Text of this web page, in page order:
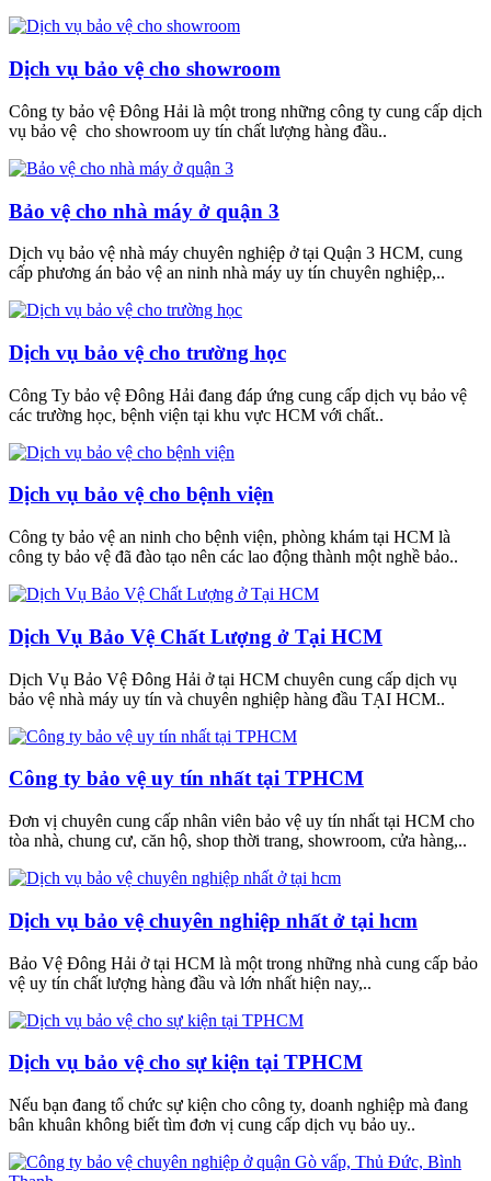
Dịch vụ bảo vệ cho showroom
Công ty bảo vệ Đông Hải là một trong những công ty cung cấp dịch
vụ bảo vệ cho showroom uy tín chất lượng hàng đầu..
Bảo vệ cho nhà máy ở quận 3
Dịch vụ bảo vệ nhà máy chuyên nghiệp ở tại Quận 3 HCM, cung
cấp phương án bảo vệ an ninh nhà máy uy tín chuyên nghiệp,..
Dịch vụ bảo vệ cho trường học
Công Ty bảo vệ Đông Hải đang đáp ứng cung cấp dịch vụ bảo vệ
các trường học, bệnh viện tại khu vực HCM với chất..
Dịch vụ bảo vệ cho bệnh viện
Công ty bảo vệ an ninh cho bệnh viện, phòng khám tại HCM là
công ty bảo vệ đã đào tạo nên các lao động thành một nghề bảo..
Dịch Vụ Bảo Vệ Chất Lượng ở Tại HCM
Dịch Vụ Bảo Vệ Đông Hải ở tại HCM chuyên cung cấp dịch vụ
bảo vệ nhà máy uy tín và chuyên nghiệp hàng đầu TẠI HCM..
Công ty bảo vệ uy tín nhất tại TPHCM
Đơn vị chuyên cung cấp nhân viên bảo vệ uy tín nhất tại HCM cho
tòa nhà, chung cư, căn hộ, shop thời trang, showroom, cửa hàng,..
Dịch vụ bảo vệ chuyên nghiệp nhất ở tại hcm
Bảo Vệ Đông Hải ở tại HCM là một trong những nhà cung cấp bảo
vệ uy tín chất lượng hàng đầu và lớn nhất hiện nay,..
Dịch vụ bảo vệ cho sự kiện tại TPHCM
Nếu bạn đang tổ chức sự kiện cho công ty, doanh nghiệp mà đang
bân khuân không biết tìm đơn vị cung cấp dịch vụ bảo uy..